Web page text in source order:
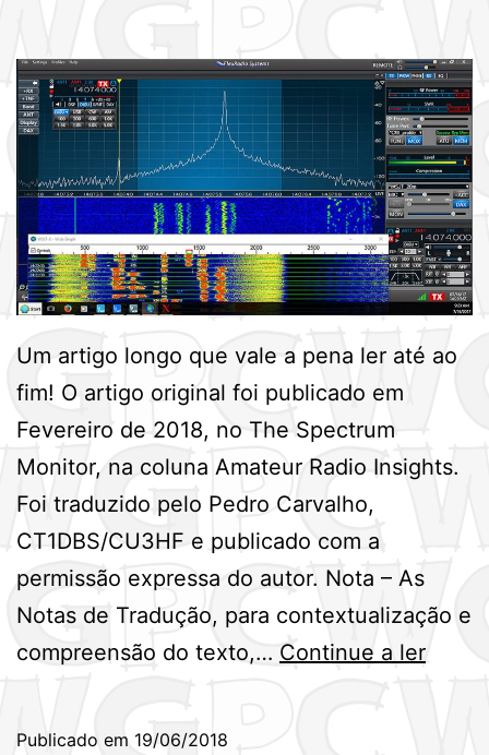
Um artigo longo que vale a pena ler até ao
fim! O artigo original foi publicado em
Fevereiro de 2018, no The Spectrum
Monitor, na coluna Amateur Radio Insights.
Foi traduzido pelo Pedro Carvalho,
CT1DBS/CU3HF e publicado com a
permissão expressa do autor. Nota – As
Notas de Tradução, para contextualização e
compreensão do texto,… Continue a lerO
Publicado em 19/06/2018